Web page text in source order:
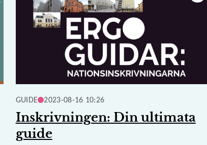
GUIDE 2023-08-16 10:26
Inskrivningen: Din ultimata
guide